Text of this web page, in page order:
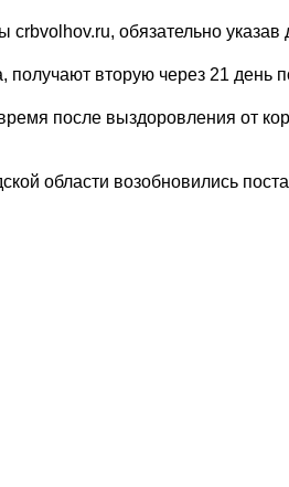
обязательно указав
вторую через 21 день
после выздоровления от
области возобновились